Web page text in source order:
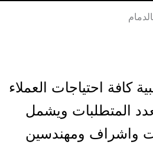
كافة احتياجات العملاء
المتطلبات ويشمل
واشراف ومهندسين